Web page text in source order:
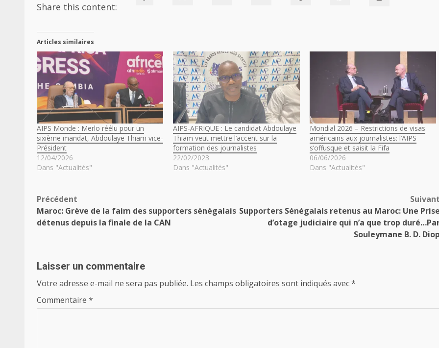
Share this content:
Articles similaires
AIPS Monde : Merlo réélu pour un
sixième mandat, Abdoulaye Thiam vice-
Président
12/04/2026
Dans "Actualités"
AIPS-AFRIQUE : Le candidat Abdoulaye
Thiam veut mettre l’accent sur la
formation des journalistes
22/02/2023
Dans "Actualités"
Mondial 2026 – Restrictions de visas
américains aux journalistes: l’AIPS
s’offusque et saisit la Fifa
06/06/2026
Dans "Actualités"
Navigation
d’article
Précédent
Maroc: Grève de la faim des supporters sénégalais
détenus depuis la finale de la CAN
Supporters Sénégalais retenus au Maroc: Une
d’otage judiciaire qui n’a que trop
Souleymane B. D.
Laisser un commentaire
Votre adresse e-mail ne sera pas publiée. Les champs obligatoires sont indiqués avec*
Commentaire *